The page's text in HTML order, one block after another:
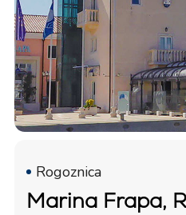
Rogoznica
Marina Frapa,